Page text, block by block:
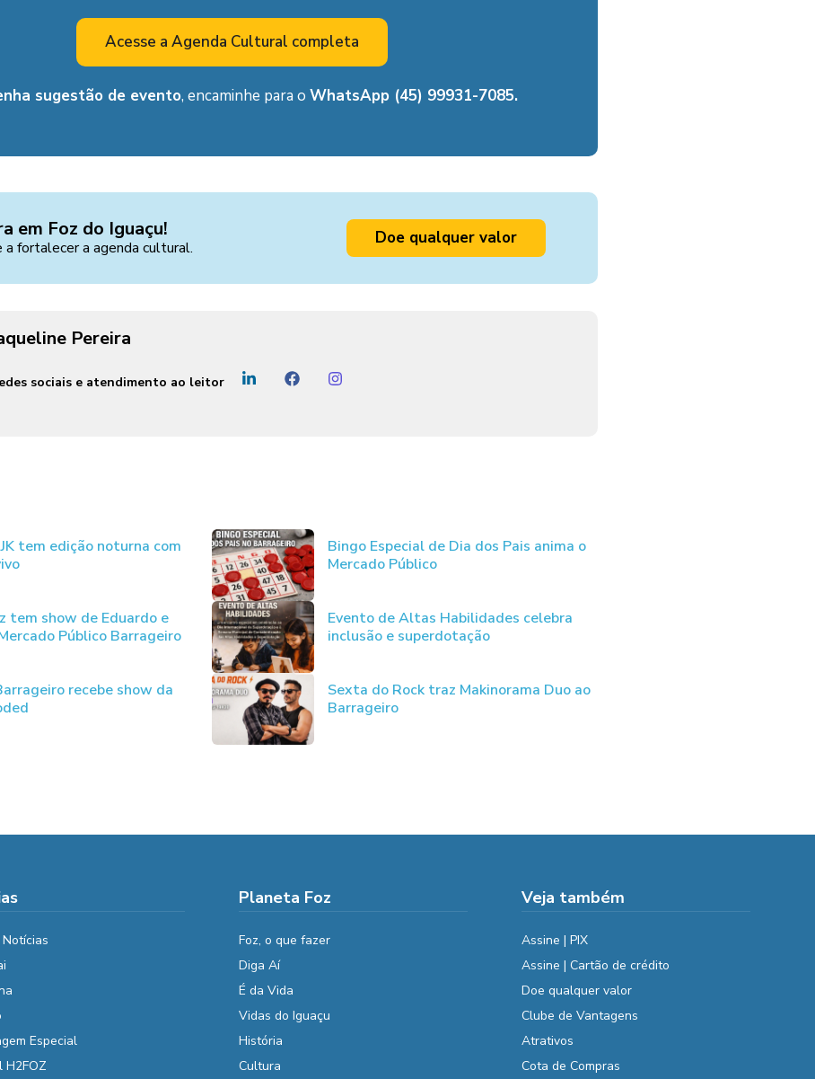
Acesse a Agenda Cultural completa
sugestão de evento, encaminhe para o WhatsApp (45) 99931-7085.
em Foz do Iguaçu!
a fortalecer a agenda cultural. Doe qualquer valor
Pereira
sociais e atendimento ao leitor
tem edição noturna com
Bingo Especial de Dia dos Pais anima o
Mercado Público
tem show de Eduardo e
Público Barrageiro
Evento de Altas Habilidades celebra
inclusão e superdotação
recebe show da
Sexta do Rock traz Makinorama Duo ao
Barrageiro
Especial
H2FOZ
Planeta Foz
Foz, o que fazer
Diga Aí
É da Vida
Vidas do Iguaçu
História
Cultura
Veja também
Assine | PIX
Assine | Cartão de crédito
Doe qualquer valor
Clube de Vantagens
Atrativos
Cota de Compras